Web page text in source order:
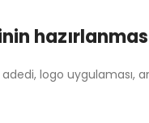
adedi, logo uygulaması,